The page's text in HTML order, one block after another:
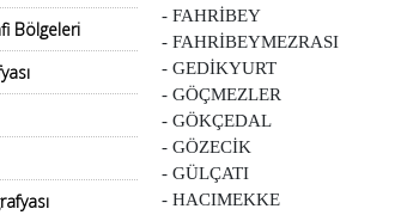
Bölgeleri
- FAHRİBEY
- FAHRİBEYMEZRASI
- GEDİKYURT
- GÖÇMEZLER
- GÖKÇEDAL
- GÖZECİK
- GÜLÇATI
- HACIMEKKE